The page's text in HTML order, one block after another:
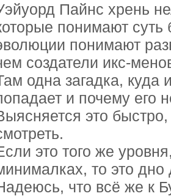
Пайнс хрень
понимают суть
понимают
создатели икс-
одна загадка, куда
и почему его
это
это того же
то это дно
что всё же к